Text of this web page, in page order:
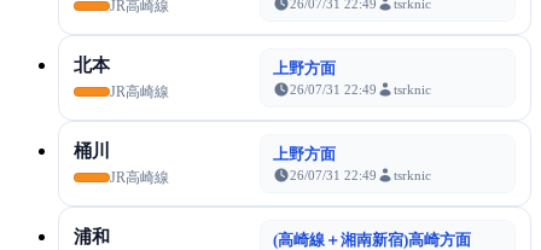
JR高崎線 26/07/31 22:49 tsrknic
北本
JR高崎線
上野方面
26/07/31 22:49 tsrknic
桶川
JR高崎線
上野方面
26/07/31 22:49 tsrknic
浦和 (高崎線＋湘南新宿)高崎方面